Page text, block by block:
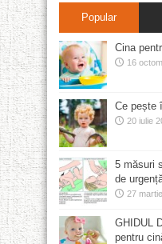
Popular
Cina
16
Ce pește
20 iulie
5 măsuri
de
27
GHIDUL
pentru